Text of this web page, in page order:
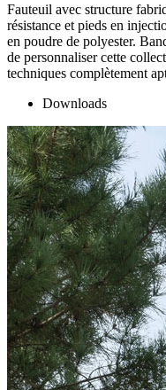
Fauteuil avec structure
résistance et pieds en
en poudre de polyester.
de personnaliser cette
techniques complètement
Downloads